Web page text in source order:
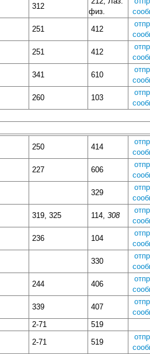
312
физ.
251 412
251 412
341 610
260 103
250 414
227 606
329
319, 325 114, 308
236 104
330
244 406
339 407
2-71
519
2-71 519